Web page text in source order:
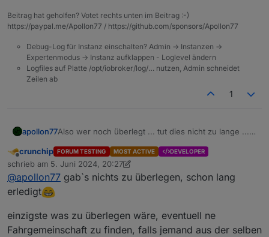
Beitrag hat geholfen? Votet rechts unten im Beitrag :-)
https://paypal.me/Apollon77 / https://github.com/sponsors/Apollon77
Debug-Log für Instanz einschalten? Admin -> Instanzen ->
Expertenmodus -> Instanz aufklappen - Loglevel ändern
Logfiles auf Platte /opt/iobroker/log/… nutzen, Admin schneidet
Zeilen ab
1
apollon77Also wer noch überlegt ... tut dies nicht zu lange ...
Offline
crunchip FORUM TESTING MOST ACTIVE DEVELOPER
schrieb am 5. Juni 2024, 20:27
zuletzt editiert von crunchip6. Mai 2024, 22:31
@apollon77 gab`s nichts zu überlegen, schon lang
erledigt
einzigste was zu überlegen wäre, eventuell ne
Fahrgemeinschaft zu finden, falls jemand aus der selben